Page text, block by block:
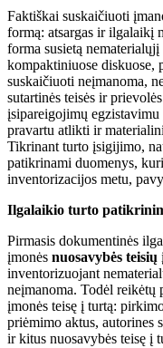
Faktiškai suskaičiuoti
formą: atsargas ir ilgalaikį
forma susietą
kompaktiniuose
suskaičiuoti neįmanoma,
sutartinės teisės ir
įsipareigojimų
pravartu atlikti ir
Tikrinant turto įsigijimo,
patikrinami duomenys,
inventorizacijos metu,
Ilgalaikio turto
Pirmasis dokumentinės
įmonės nuosavybės teisių
inventorizuojant
neįmanoma. Todėl reikėtų
įmonės teisę į turtą:
priėmimo aktus, autorines
ir kitus nuosavybės teisę į